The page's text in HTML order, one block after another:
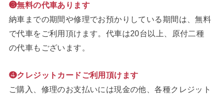
❸無料の代車あります
納車までの期間や修理でお預かりしている期間は、無料
で代車をご利用頂けます。代車は20台以上、原付二種
の代車もございます。
❹クレジットカードご利用頂けます
ご購入、修理のお支払いには現金の他、各種クレジット